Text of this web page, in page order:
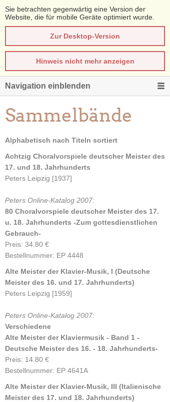
Sie betrachten gegenwärtig eine Version der
Website, die für mobile Geräte optimiert wurde.
Zur Desktop-Version
Hinweis nicht mehr anzeigen
Navigation einblenden
Sammelbände
Alphabetisch nach Titeln sortiert
Achtzig Choralvorspiele deutscher Meister des
17. und 18. Jahrhunderts
Peters Leipzig [1937]
Peters Online-Katalog 2007:
80 Choralvorspiele deutscher Meister des 17.
u. 18. Jahrhunderts -Zum gottesdienstlichen
Gebrauch-
Preis: 34.80 €
Bestellnummer: EP 4448
Alte Meister der Klavier-Musik, I (Deutsche
Meister des 16. und 17. Jahrhunderts)
Peters Leipzig [1959]
Peters Online-Katalog 2007:
Verschiedene
Alte Meister der Klaviermusik - Band 1 -
Deutsche Meister des 16. - 18. Jahrhunderts-
Preis: 14.80 €
Bestellnummer: EP 4641A
Alte Meister der Klavier-Musik, III (Italienische
Meister des 17. und 18. Jahrhunderts)